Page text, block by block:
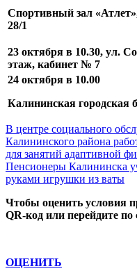
Спортивный зал
28/1
23 октября в 10.30, ул.
этаж, кабинет № 7
24 октября в 10.00
Калининская городская
Навигация
по
записям
Previous
Post:
В центре социального
Калининского района
для занятий адаптивной
Next
Post:
Пенсионеры Калининска
руками игрушки из ваты
Чтобы оценить условия
QR-код или перейдите
ОЦЕНИТЬ